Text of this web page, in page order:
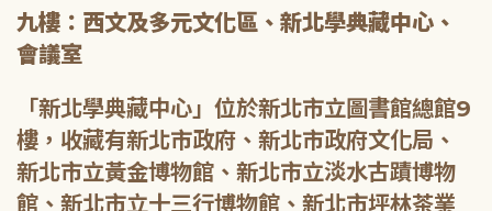
九樓：西文及多元文化區、新北學典藏中心、
會議室
「新北學典藏中心」位於新北市立圖書館總館9
樓，收藏有新北市政府、新北市政府文化局、
新北市立黃金博物館、新北市立淡水古蹟博物
館、新北市立十三行博物館、新北市坪林茶業